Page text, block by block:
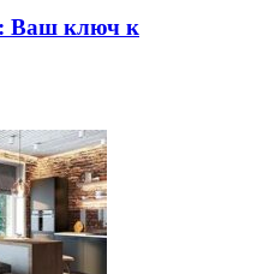
Ваш ключ к